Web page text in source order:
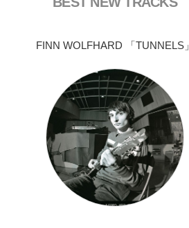
FINN WOLFHARD 「TUNNELS」